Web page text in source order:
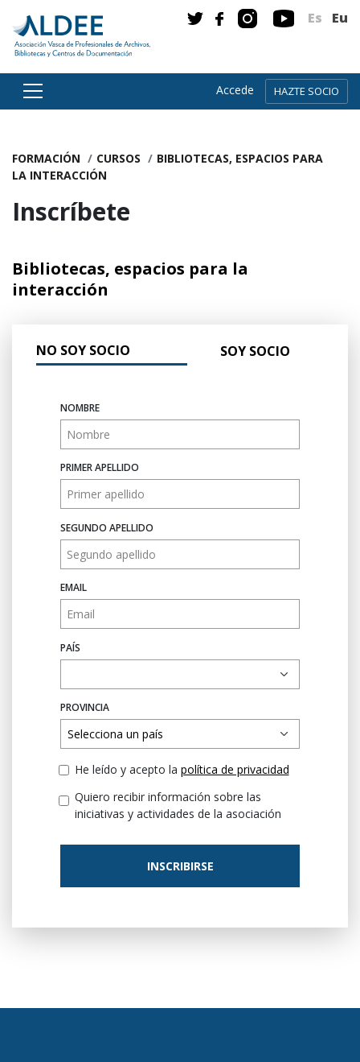
Es Eu
Accede HAZTE SOCIO
FORMACIÓN CURSOS
BIBLIOTECAS, ESPACIOS PARA
LA INTERACCIÓN
Inscríbete
Bibliotecas, espacios para la
interacción
NO SOY SOCIO SOY SOCIO
NOMBRE
PRIMER APELLIDO
SEGUNDO APELLIDO
EMAIL
PAÍS
PROVINCIA
He leído y acepto la política de privacidad
Quiero recibir información sobre las
iniciativas y actividades de la asociación
INSCRIBIRSE